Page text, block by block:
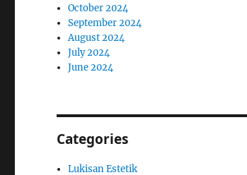
October 2024
September 2024
August 2024
July 2024
June 2024
Categories
Lukisan Estetik